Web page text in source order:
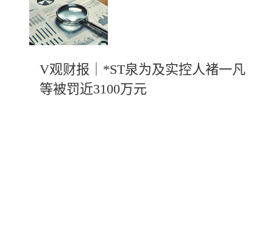
V观财报｜*ST泉为及实控人褚一凡
等被罚近3100万元